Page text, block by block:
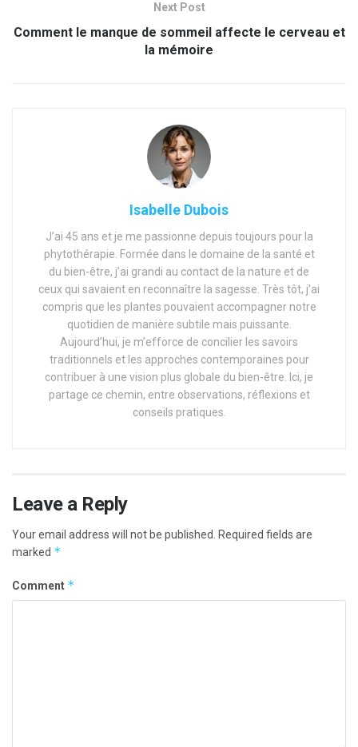
Next Post
Comment le manque de sommeil affecte le cerveau et
la mémoire
Isabelle Dubois
J’ai 45 ans et je me passionne depuis toujours pour la
phytothérapie. Formée dans le domaine de la santé et
du bien-être, j’ai grandi au contact de la nature et de
ceux qui savaient en reconnaître la sagesse. Très tôt, j’ai
compris que les plantes pouvaient accompagner notre
quotidien de manière subtile mais puissante.
Aujourd’hui, je m’efforce de concilier les savoirs
traditionnels et les approches contemporaines pour
contribuer à une vision plus globale du bien-être. Ici, je
partage ce chemin, entre observations, réflexions et
conseils pratiques.
Leave a Reply
Your email address will not be published.
Required fields are
marked *
Comment *